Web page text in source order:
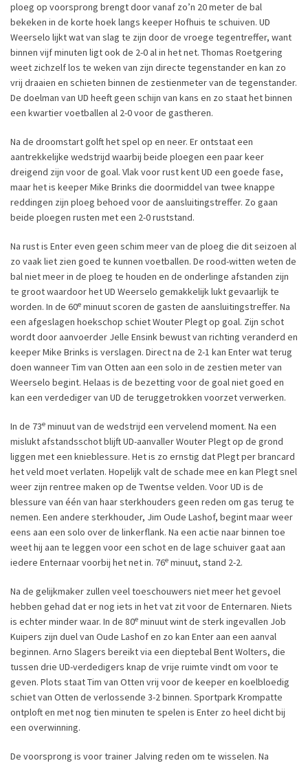
ploeg op voorsprong brengt door vanaf zo’n 20 meter de bal
bekeken in de korte hoek langs keeper Hofhuis te schuiven. UD
Weerselo lijkt wat van slag te zijn door de vroege tegentreffer, want
binnen vijf minuten ligt ook de 2-0 al in het net. Thomas Roetgering
weet zichzelf los te weken van zijn directe tegenstander en kan zo
vrij draaien en schieten binnen de zestienmeter van de tegenstander.
De doelman van UD heeft geen schijn van kans en zo staat het binnen
een kwartier voetballen al 2-0 voor de gastheren.
Na de droomstart golft het spel op en neer. Er ontstaat een
aantrekkelijke wedstrijd waarbij beide ploegen een paar keer
dreigend zijn voor de goal. Vlak voor rust kent UD een goede fase,
maar het is keeper Mike Brinks die doormiddel van twee knappe
reddingen zijn ploeg behoed voor de aansluitingstreffer. Zo gaan
beide ploegen rusten met een 2-0 ruststand.
Na rust is Enter even geen schim meer van de ploeg die dit seizoen al
zo vaak liet zien goed te kunnen voetballen. De rood-witten weten de
bal niet meer in de ploeg te houden en de onderlinge afstanden zijn
te groot waardoor het UD Weerselo gemakkelijk lukt gevaarlijk te
worden. In de 60e minuut scoren de gasten de aansluitingstreffer. Na
een afgeslagen hoekschop schiet Wouter Plegt op goal. Zijn schot
wordt door aanvoerder Jelle Ensink bewust van richting veranderd en
keeper Mike Brinks is verslagen. Direct na de 2-1 kan Enter wat terug
doen wanneer Tim van Otten aan een solo in de zestien meter van
Weerselo begint. Helaas is de bezetting voor de goal niet goed en
kan een verdediger van UD de teruggetrokken voorzet verwerken.
In de 73e minuut van de wedstrijd een vervelend moment. Na een
mislukt afstandsschot blijft UD-aanvaller Wouter Plegt op de grond
liggen met een knieblessure. Het is zo ernstig dat Plegt per brancard
het veld moet verlaten. Hopelijk valt de schade mee en kan Plegt snel
weer zijn rentree maken op de Twentse velden. Voor UD is de
blessure van één van haar sterkhouders geen reden om gas terug te
nemen. Een andere sterkhouder, Jim Oude Lashof, begint maar weer
eens aan een solo over de linkerflank. Na een actie naar binnen toe
weet hij aan te leggen voor een schot en de lage schuiver gaat aan
iedere Enternaar voorbij het net in. 76e minuut, stand 2-2.
Na de gelijkmaker zullen veel toeschouwers niet meer het gevoel
hebben gehad dat er nog iets in het vat zit voor de Enternaren. Niets
is echter minder waar. In de 80e minuut wint de sterk ingevallen Job
Kuipers zijn duel van Oude Lashof en zo kan Enter aan een aanval
beginnen. Arno Slagers bereikt via een dieptebal Bent Wolters, die
tussen drie UD-verdedigers knap de vrije ruimte vindt om voor te
geven. Plots staat Tim van Otten vrij voor de keeper en koelbloedig
schiet van Otten de verlossende 3-2 binnen. Sportpark Krompatte
ontploft en met nog tien minuten te spelen is Enter zo heel dicht bij
een overwinning.
De voorsprong is voor trainer Jalving reden om te wisselen. Na